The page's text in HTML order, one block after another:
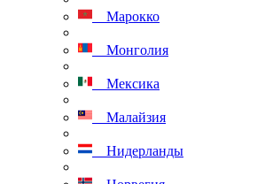
Марокко
Монголия
Мексика
Малайзия
Нидерланды